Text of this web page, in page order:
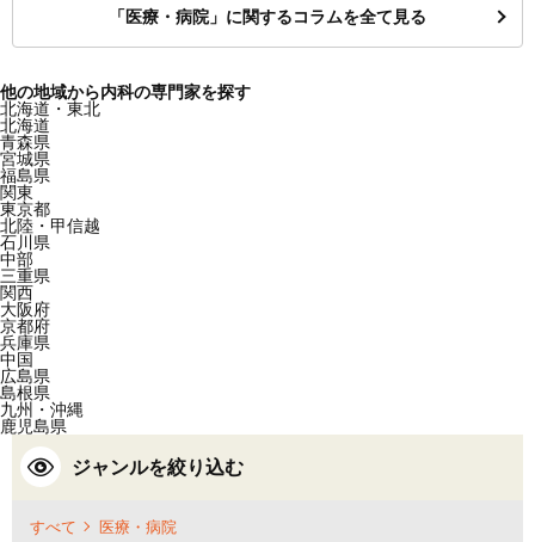
「医療・病院」に関するコラムを全て見る
他の地域から内科の専門家を探す
北海道・東北
北海道
青森県
宮城県
福島県
関東
東京都
北陸・甲信越
石川県
中部
三重県
関西
大阪府
京都府
兵庫県
中国
広島県
島根県
九州・沖縄
鹿児島県
ジャンルを絞り込む
すべて 医療・病院